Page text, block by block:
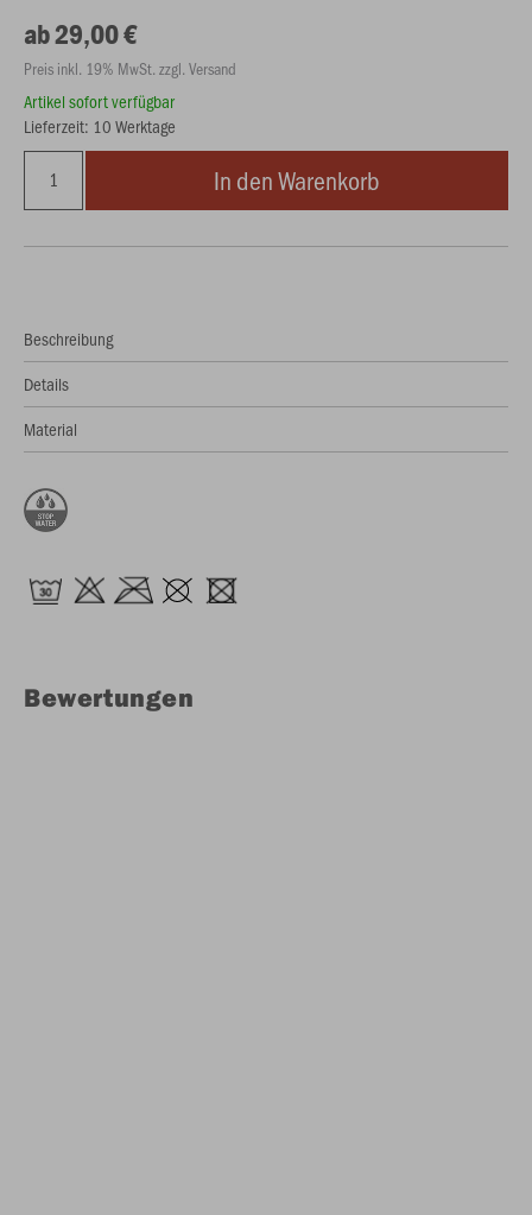
ab 29,00 €
Preis inkl. 19% MwSt. zzgl. Versand
Artikel sofort verfügbar
Lieferzeit: 10 Werktage
In den Warenkorb
Beschreibung
Details
Material
Bewertungen